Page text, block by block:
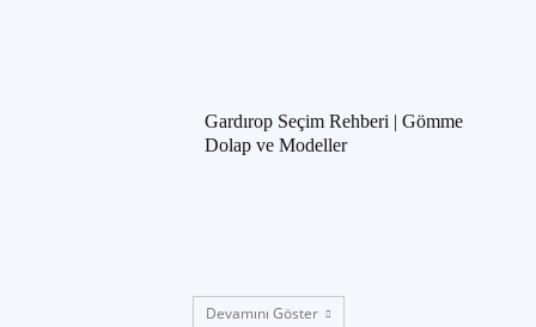
Gardırop Seçim Rehberi | Gömme
Dolap ve Modeller
Devamını Göster